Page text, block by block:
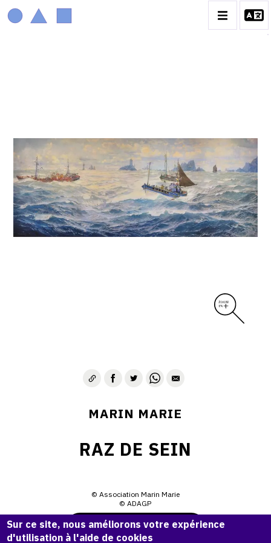
BIOGRAPHIE
CATALOGUE DES OEUVRES
CONTACT
MARIN MARIE
RAZ DE SEIN
© Association Marin Marie
© ADAGP
Demande d'information
Sur ce site, nous améliorons votre expérience
d'utilisation à l'aide de cookies